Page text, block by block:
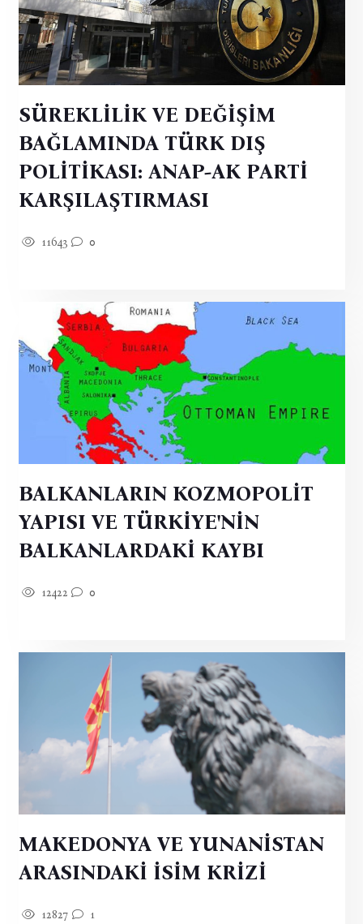
SÜREKLİLİK VE DEĞİŞİM
BAĞLAMINDA TÜRK DIŞ
POLİTİKASI: ANAP-AK PARTİ
KARŞILAŞTIRMASI
11643 0
BALKANLARIN KOZMOPOLİT
YAPISI VE TÜRKİYE'NİN
BALKANLARDAKİ KAYBI
12422 0
MAKEDONYA VE YUNANİSTAN
ARASINDAKİ İSİM KRİZİ
12827 1